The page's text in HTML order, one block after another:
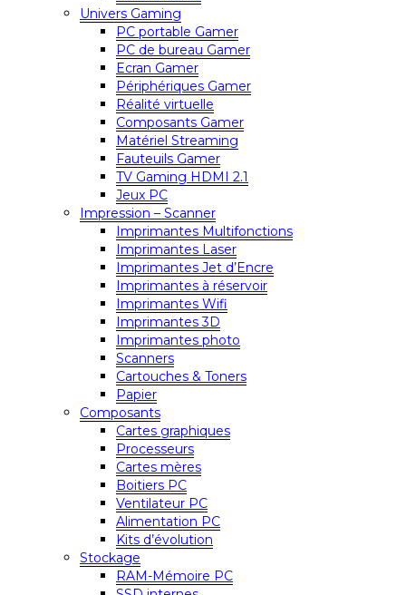
Univers Gaming
PC portable Gamer
PC de bureau Gamer
Ecran Gamer
Périphériques Gamer
Réalité virtuelle
Composants Gamer
Matériel Streaming
Fauteuils Gamer
TV Gaming HDMI 2.1
Jeux PC
Impression – Scanner
Imprimantes Multifonctions
Imprimantes Laser
Imprimantes Jet d’Encre
Imprimantes à réservoir
Imprimantes Wifi
Imprimantes 3D
Imprimantes photo
Scanners
Cartouches & Toners
Papier
Composants
Cartes graphiques
Processeurs
Cartes mères
Boitiers PC
Ventilateur PC
Alimentation PC
Kits d’évolution
Stockage
RAM-Mémoire PC